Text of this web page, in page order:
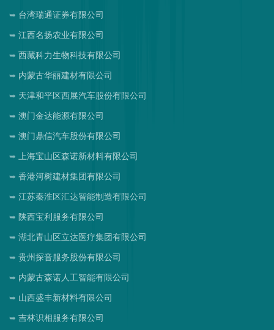
台湾瑞通证券有限公司
江西名扬农业有限公司
西藏科力生物科技有限公司
内蒙古华丽建材有限公司
天津和平区西展汽车股份有限公司
澳门金达能源有限公司
澳门鼎信汽车股份有限公司
上海宝山区森诺新材料有限公司
香港河树建材集团有限公司
江苏秦淮区汇达智能制造有限公司
陕西宝利服务有限公司
湖北青山区立达医疗集团有限公司
贵州探音服务股份有限公司
内蒙古森诺人工智能有限公司
山西盛丰新材料有限公司
吉林识相服务有限公司